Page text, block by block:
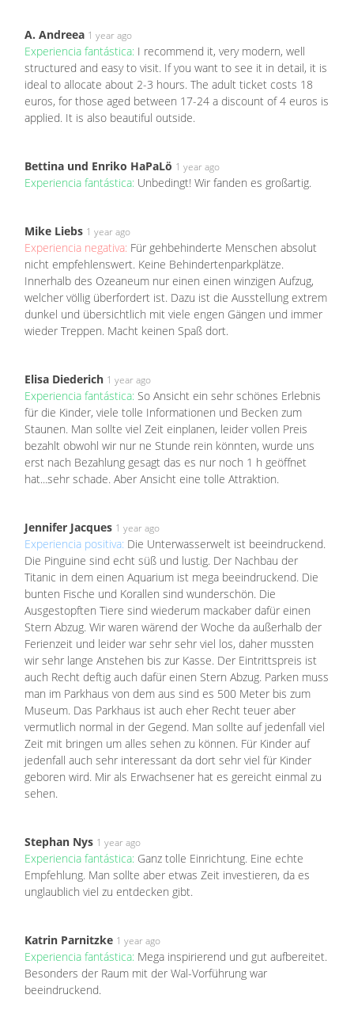
A. Andreea 1 year ago
Experiencia fantástica: I recommend it, very modern, well
structured and easy to visit. If you want to see it in detail, it is
ideal to allocate about 2-3 hours. The adult ticket costs 18
euros, for those aged between 17-24 a discount of 4 euros is
applied. It is also beautiful outside.
Bettina und Enriko HaPaLö 1 year ago
Experiencia fantástica: Unbedingt! Wir fanden es großartig.
Mike Liebs 1 year ago
Experiencia negativa: Für gehbehinderte Menschen absolut
nicht empfehlenswert. Keine Behindertenparkplätze.
Innerhalb des Ozeaneum nur einen einen winzigen Aufzug,
welcher völlig überfordert ist. Dazu ist die Ausstellung extrem
dunkel und übersichtlich mit viele engen Gängen und immer
wieder Treppen. Macht keinen Spaß dort.
Elisa Diederich 1 year ago
Experiencia fantástica: So Ansicht ein sehr schönes Erlebnis
für die Kinder, viele tolle Informationen und Becken zum
Staunen. Man sollte viel Zeit einplanen, leider vollen Preis
bezahlt obwohl wir nur ne Stunde rein könnten, wurde uns
erst nach Bezahlung gesagt das es nur noch 1 h geöffnet
hat...sehr schade. Aber Ansicht eine tolle Attraktion.
Jennifer Jacques 1 year ago
Experiencia positiva: Die Unterwasserwelt ist beeindruckend.
Die Pinguine sind echt süß und lustig. Der Nachbau der
Titanic in dem einen Aquarium ist mega beeindruckend. Die
bunten Fische und Korallen sind wunderschön. Die
Ausgestopften Tiere sind wiederum mackaber dafür einen
Stern Abzug. Wir waren wärend der Woche da außerhalb der
Ferienzeit und leider war sehr sehr viel los, daher mussten
wir sehr lange Anstehen bis zur Kasse. Der Eintrittspreis ist
auch Recht deftig auch dafür einen Stern Abzug. Parken muss
man im Parkhaus von dem aus sind es 500 Meter bis zum
Museum. Das Parkhaus ist auch eher Recht teuer aber
vermutlich normal in der Gegend. Man sollte auf jedenfall viel
Zeit mit bringen um alles sehen zu können. Für Kinder auf
jedenfall auch sehr interessant da dort sehr viel für Kinder
geboren wird. Mir als Erwachsener hat es gereicht einmal zu
sehen.
Stephan Nys 1 year ago
Experiencia fantástica: Ganz tolle Einrichtung. Eine echte
Empfehlung. Man sollte aber etwas Zeit investieren, da es
unglaublich viel zu entdecken gibt.
Katrin Parnitzke 1 year ago
Experiencia fantástica: Mega inspirierend und gut aufbereitet.
Besonders der Raum mit der Wal-Vorführung war
beeindruckend.